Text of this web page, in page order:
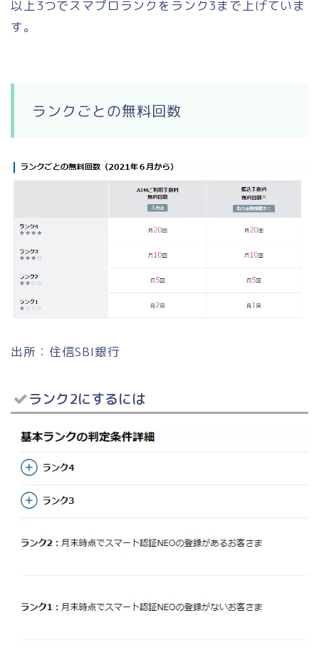
以上3つでスマプロランクをランク3まで上げていま
す。
ランクごとの無料回数
出所：住信SBI銀行
ランク2にするには